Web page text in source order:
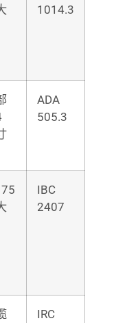
1014.3
ADA
505.3
IBC
2407
IRC